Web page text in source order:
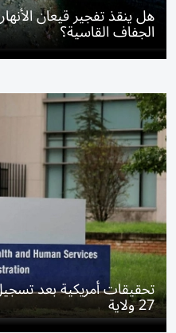
هل ينقذ تفجير قيعان
الجفاف القاسية؟
27 ولاية